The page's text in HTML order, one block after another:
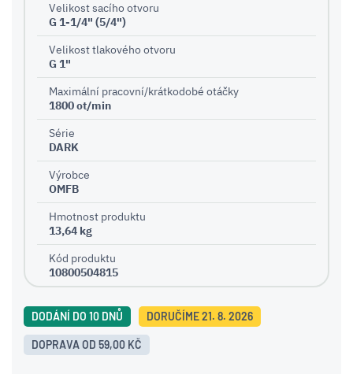
Velikost sacího otvoru
G 1-1/4" (5/4")
Velikost tlakového otvoru
G 1"
Maximální pracovní/krátkodobé otáčky
1800 ot/min
Série
DARK
Výrobce
OMFB
Hmotnost produktu
13,64 kg
Kód produktu
10800504815
DODÁNÍ DO 10 DNŮ DORUČÍME 21. 8. 2026
DOPRAVA OD 59,00 KČ